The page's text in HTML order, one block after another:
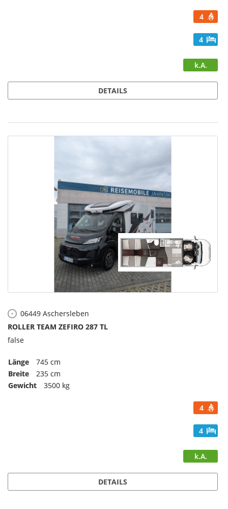
4
4
k.A.
DETAILS
06449 Aschersleben
ROLLER TEAM ZEFIRO 287 TL
false
Länge
745 cm
Breite
235 cm
Gewicht
3500 kg
4
4
k.A.
DETAILS